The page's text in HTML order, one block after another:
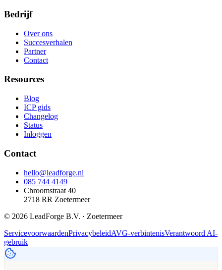
Bedrijf
Over ons
Succesverhalen
Partner
Contact
Resources
Blog
ICP gids
Changelog
Status
Inloggen
Contact
hello@leadforge.nl
085 744 4149
Chroomstraat 40
2718 RR Zoetermeer
© 2026 LeadForge B.V. · Zoetermeer
ServicevoorwaardenPrivacybeleidAVG-verbintenisVerantwoord AI-
gebruik